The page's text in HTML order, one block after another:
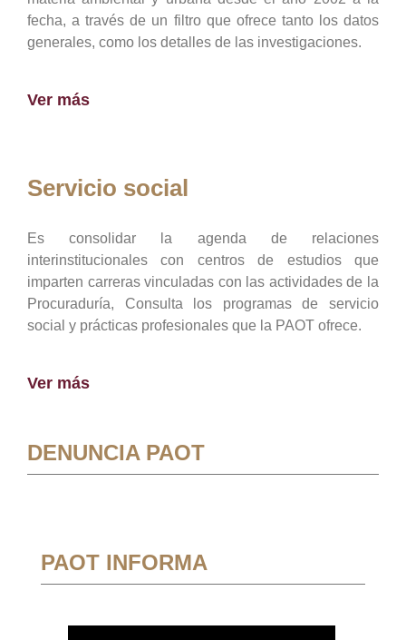
fecha, a través de un filtro que ofrece tanto los datos
generales, como los detalles de las investigaciones.
Ver más
Servicio social
Es consolidar la agenda de relaciones
interinstitucionales con centros de estudios que
imparten carreras vinculadas con las actividades de la
Procuraduría, Consulta los programas de servicio
social y prácticas profesionales que la PAOT ofrece.
Ver más
DENUNCIA PAOT
PAOT INFORMA